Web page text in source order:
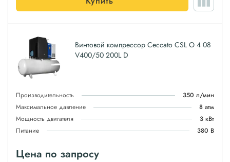
Винтовой компрессор Ceccato CSL O 4 08
V400/50 200L D
Производительность
350 л/мин
Максимальное давление
8 атм
Мощность двигателя
3 кВт
Питание
380 В
Цена по запросу